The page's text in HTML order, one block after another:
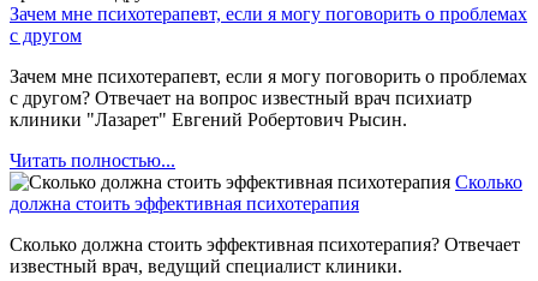
Зачем мне психотерапевт, если я могу поговорить о проблемах
с другом
Зачем мне психотерапевт, если я могу поговорить о проблемах
с другом? Отвечает на вопрос известный врач психиатр
клиники "Лазарет" Евгений Робертович Рысин.
Читать полностью...
Сколько
должна стоить эффективная психотерапия
Сколько должна стоить эффективная психотерапия? Отвечает
известный врач, ведущий специалист клиники.